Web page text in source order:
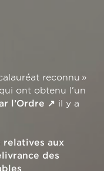
reconnu »
ont obtenu l’un
l’Ordre
il y a
aux
des